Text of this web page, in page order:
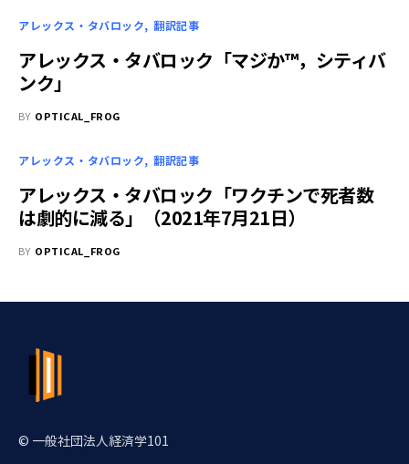
アレックス・タバロック 翻訳記事
アレックス・タバロック「マジか™，シティバ
ンク」
BY OPTICAL_FROG
アレックス・タバロック 翻訳記事
アレックス・タバロック「ワクチンで死者数
は劇的に減る」（2021年7月21日）
BY OPTICAL_FROG
© 一般社団法人経済学101